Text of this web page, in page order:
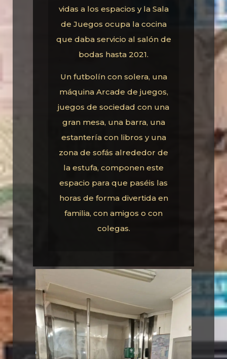
vidas a los espacios y la Sala
de Juegos ocupa la cocina
que daba servicio al salón de
bodas hasta 2021.
Un futbolín con solera, una
máquina Arcade de juegos,
juegos de sociedad con una
gran mesa, una barra, una
estantería con libros y una
zona de sofás alrededor de
la estufa, componen este
espacio para que paséis las
horas de forma divertida en
familia, con amigos o con
colegas.